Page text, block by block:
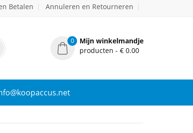
Betalen Annuleren en Retourneren
0
Mijn winkelmandje
producten - € 0.00